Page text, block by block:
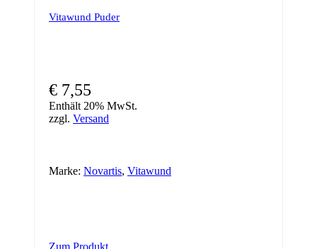
Vitawund Puder
€ 7,55
Enthält 20% MwSt.
zzgl. Versand
Marke: Novartis, Vitawund
Zum Produkt